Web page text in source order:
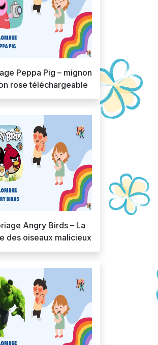
Peppa Pig – mignon
rose téléchargeable
Angry Birds – La
des oiseaux malicieux